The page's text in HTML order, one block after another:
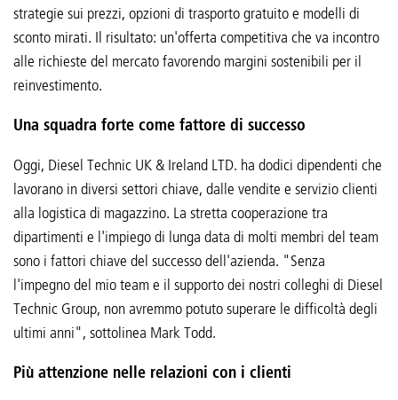
strategie sui prezzi, opzioni di trasporto gratuito e modelli di
sconto mirati. Il risultato: un'offerta competitiva che va incontro
alle richieste del mercato favorendo margini sostenibili per il
reinvestimento.
Una squadra forte come fattore di successo
Oggi, Diesel Technic UK & Ireland LTD. ha dodici dipendenti che
lavorano in diversi settori chiave, dalle vendite e servizio clienti
alla logistica di magazzino. La stretta cooperazione tra
dipartimenti e l'impiego di lunga data di molti membri del team
sono i fattori chiave del successo dell'azienda. "Senza
l'impegno del mio team e il supporto dei nostri colleghi di Diesel
Technic Group, non avremmo potuto superare le difficoltà degli
ultimi anni", sottolinea Mark Todd.
Più attenzione nelle relazioni con i clienti